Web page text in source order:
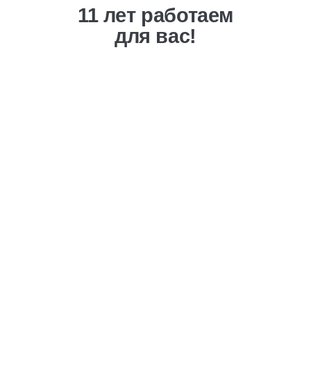
11 лет работаем
для вас!